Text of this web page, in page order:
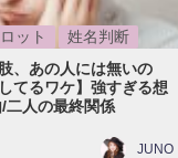
ット
姓名判断
、あの人には無いの
てるワケ】強すぎる想
二人の最終関係
JUNO